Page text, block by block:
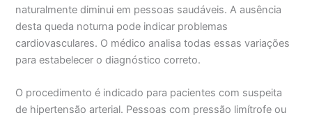
naturalmente diminui em pessoas saudáveis. A ausência
desta queda noturna pode indicar problemas
cardiovasculares. O médico analisa todas essas variações
para estabelecer o diagnóstico correto.
O procedimento é indicado para pacientes com suspeita
de hipertensão arterial. Pessoas com pressão limítrofe ou